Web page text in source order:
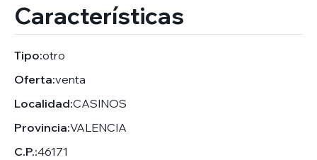
Características
Tipo:otro
Oferta:venta
Localidad:CASINOS
Provincia:VALENCIA
C.P.:46171